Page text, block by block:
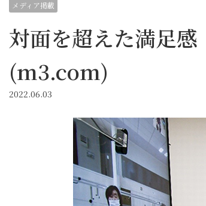
メディア掲載
対面を超えた満足
(m3.com)
2022.06.03